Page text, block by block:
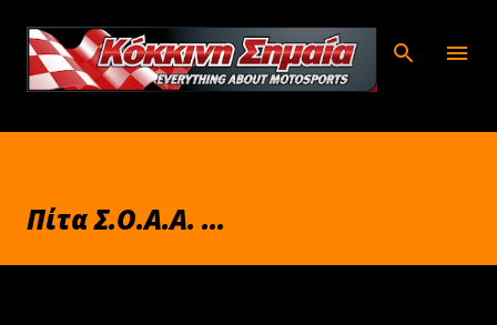
Μετάβαση στο κύριο περιεχόμενο
Πίτα Σ.Ο.Α.Α. ...